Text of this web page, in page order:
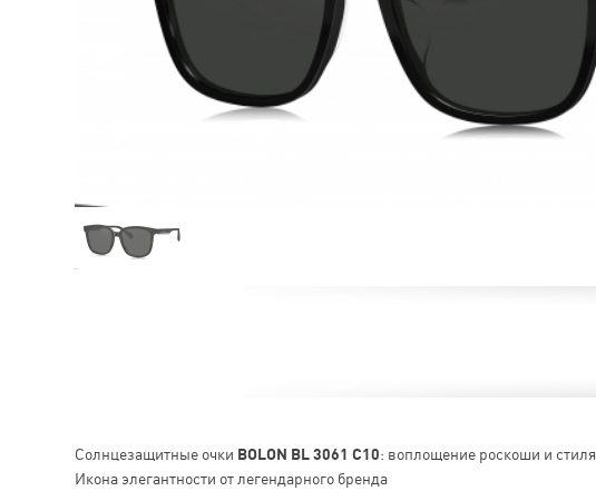
Солнцезащитные очки BOLON BL 3061 C10: воплощение роскоши и стиля
Икона элегантности от легендарного бренда